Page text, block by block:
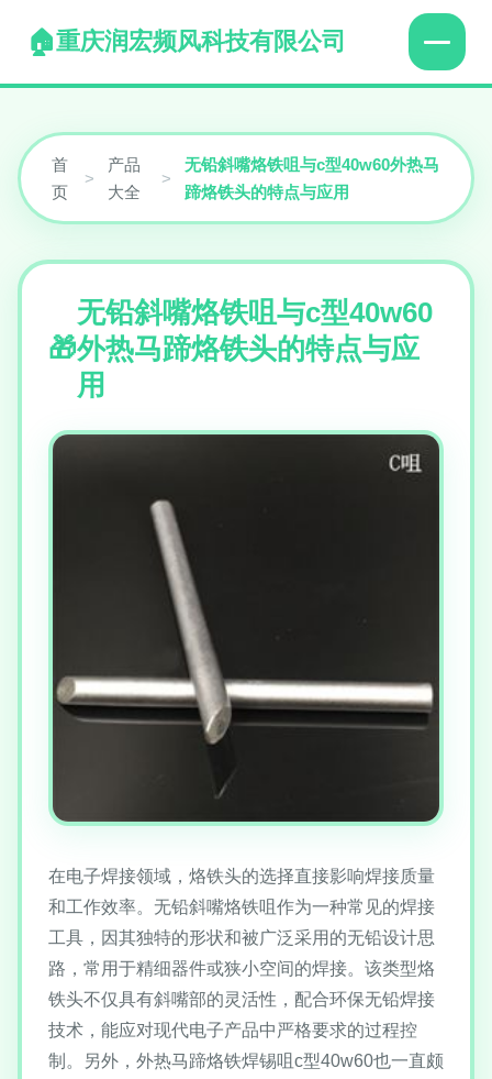
重庆润宏频风科技有限公司
首
页
>
产品
大全
>
无铅斜嘴烙铁咀与c型40w60外热马
蹄烙铁头的特点与应用
无铅斜嘴烙铁咀与c型40w60
外热马蹄烙铁头的特点与应
用
在电子焊接领域，烙铁头的选择直接影响焊接质量
和工作效率。无铅斜嘴烙铁咀作为一种常见的焊接
工具，因其独特的形状和被广泛采用的无铅设计思
路，常用于精细器件或狭小空间的焊接。该类型烙
铁头不仅具有斜嘴部的灵活性，配合环保无铅焊接
技术，能应对现代电子产品中严格要求的过程控
制。另外，外热马蹄烙铁焊锡咀c型40w60也一直颇